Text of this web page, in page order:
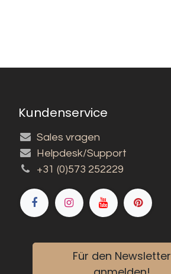
Kundenservice
Sales vragen
Helpdesk/Support
+31 (0)573 252229
Für den Newsletter